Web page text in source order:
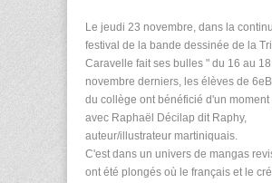
Le jeudi 23 novembre, dans la
festival de la bande dessinée de la
Caravelle fait ses bulles " du 16 au 18
novembre derniers, les élèves de
du collège ont bénéficié d'un
avec Raphaël Décilap dit Raphy,
auteur/illustrateur martiniquais.
C'est dans un univers de mangas
ont été plongés où le français et le